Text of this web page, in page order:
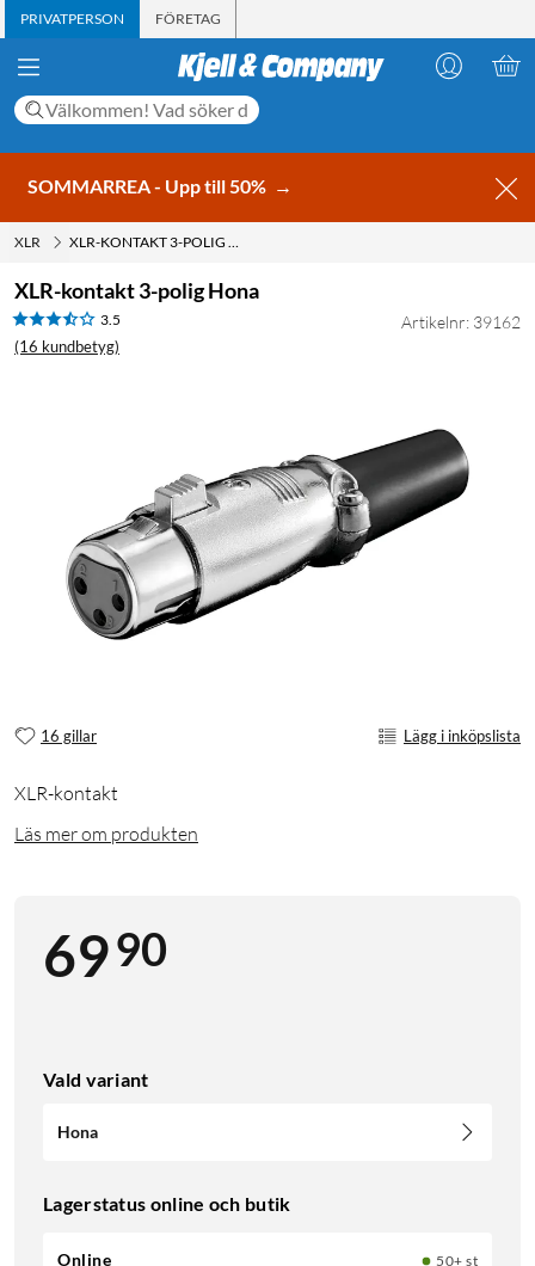
PRIVATPERSON FÖRETAG
SOMMARREA - Upp till 50% →
XLR XLR-KONTAKT 3-POLIG HONA
XLR-kontakt 3-polig Hona
3.5
(16 kundbetyg)
Artikelnr: 39162
16 gillar Lägg i inköpslista
XLR-kontakt
Läs mer om produkten
6990
Vald variant
Hona
Lagerstatus online och butik
Online
50+ st